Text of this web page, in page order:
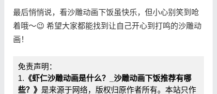
最后悄悄说，看沙雕动画下饭虽快乐，但小心别笑到呛
着哦～😉 希望大家都能找到让自己开心到打鸣的沙雕动
画！
免责声明：
1. 《虾仁沙雕动画是什么？_沙雕动画下饭推荐有哪
些？》 是来源于网络，版权归原作者所有。本站只作